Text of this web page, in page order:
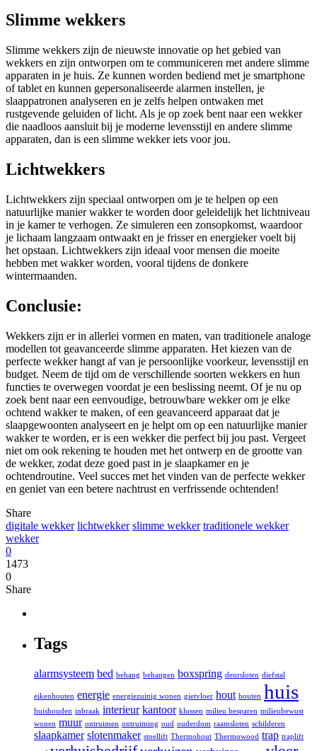
Slimme wekkers
Slimme wekkers zijn de nieuwste innovatie op het gebied van
wekkers en zijn ontworpen om te communiceren met andere slimme
apparaten in je huis. Ze kunnen worden bediend met je smartphone
of tablet en kunnen gepersonaliseerde alarmen instellen, je
slaappatronen analyseren en je zelfs helpen ontwaken met
rustgevende geluiden of licht. Als je op zoek bent naar een wekker
die naadloos aansluit bij je moderne levensstijl en andere slimme
apparaten, dan is een slimme wekker iets voor jou.
Lichtwekkers
Lichtwekkers zijn speciaal ontworpen om je te helpen op een
natuurlijke manier wakker te worden door geleidelijk het lichtniveau
in je kamer te verhogen. Ze simuleren een zonsopkomst, waardoor
je lichaam langzaam ontwaakt en je frisser en energieker voelt bij
het opstaan. Lichtwekkers zijn ideaal voor mensen die moeite
hebben met wakker worden, vooral tijdens de donkere
wintermaanden.
Conclusie:
Wekkers zijn er in allerlei vormen en maten, van traditionele analoge
modellen tot geavanceerde slimme apparaten. Het kiezen van de
perfecte wekker hangt af van je persoonlijke voorkeur, levensstijl en
budget. Neem de tijd om de verschillende soorten wekkers en hun
functies te overwegen voordat je een beslissing neemt. Of je nu op
zoek bent naar een eenvoudige, betrouwbare wekker om je elke
ochtend wakker te maken, of een geavanceerd apparaat dat je
slaapgewoonten analyseert en je helpt om op een natuurlijke manier
wakker te worden, er is een wekker die perfect bij jou past. Vergeet
niet om ook rekening te houden met het ontwerp en de grootte van
de wekker, zodat deze goed past in je slaapkamer en je
ochtendroutine. Veel succes met het vinden van de perfecte wekker
en geniet van een betere nachtrust en verfrissende ochtenden!
Share
digitale wekker lichtwekker slimme wekker traditionele wekker
wekker
0
1473
0
Share
Tags
alarmsysteem bed behang behangen boxspring deursloten diefstal
eikenhouten energie energiezuinig wonen gietvloer hout houten huis
huishouden inbraak interieur kantoor klussen milieu besparen milieubewust
wonen muur ontruimen ontruiming oud ouderdom raamsloten schilderen
slaapkamer slotenmaker stoellift Thermohout Thermowood trap traplift